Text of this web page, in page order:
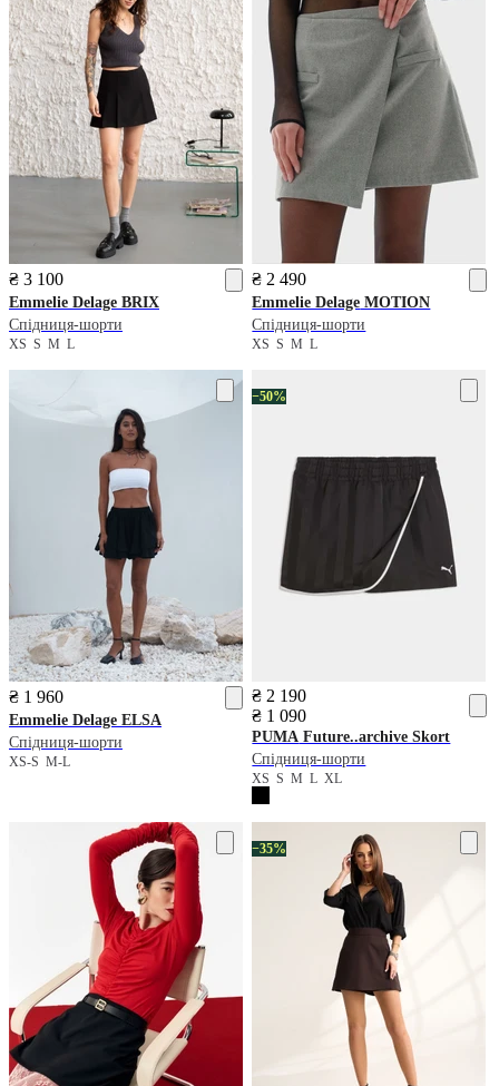
₴ 3 100
Emmelie Delage BRIX
Спідниця-шорти
XS S M L
₴ 2 490
Emmelie Delage MOTION
Спідниця-шорти
XSSML
₴ 1 960
Emmelie Delage ELSA
Спідниця-шорти
XS-S M-L
−50%
₴ 2 190
₴ 1 090
PUMA Future..archive Skort
Спідниця-шорти
XSSMLXL
−35%